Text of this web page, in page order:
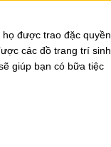
được trao đặc quyền
các đồ trang trí sinh
giúp bạn có bữa tiệc